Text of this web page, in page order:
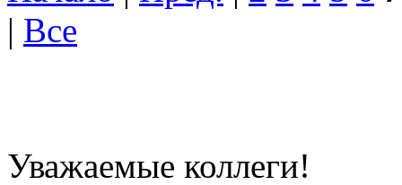
| Все
Уважаемые коллеги!